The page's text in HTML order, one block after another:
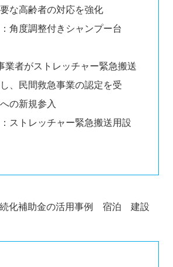
な高齢者の対応を強化
角度調整付きシャンプー台
業者がストレッチャー緊急搬送
、民間救急事業の認定を受
の新規参入
ストレッチャー緊急搬送用設